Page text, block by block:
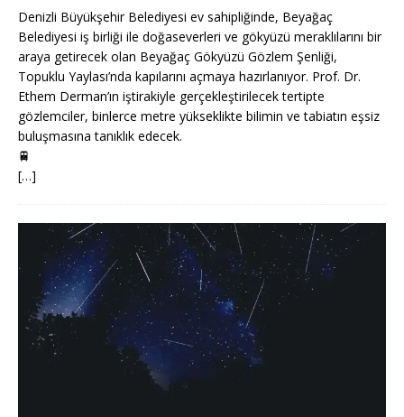
Denizli Büyükşehir Belediyesi ev sahipliğinde, Beyağaç
Belediyesi iş birliği ile doğaseverleri ve gökyüzü meraklılarını bir
araya getirecek olan Beyağaç Gökyüzü Gözlem Şenliği,
Topuklu Yaylası’nda kapılarını açmaya hazırlanıyor. Prof. Dr.
Ethem Derman’ın iştirakiyle gerçekleştirilecek tertipte
gözlemciler, binlerce metre yükseklikte bilimin ve tabiatın eşsiz
buluşmasına tanıklık edecek.
🚆
[…]